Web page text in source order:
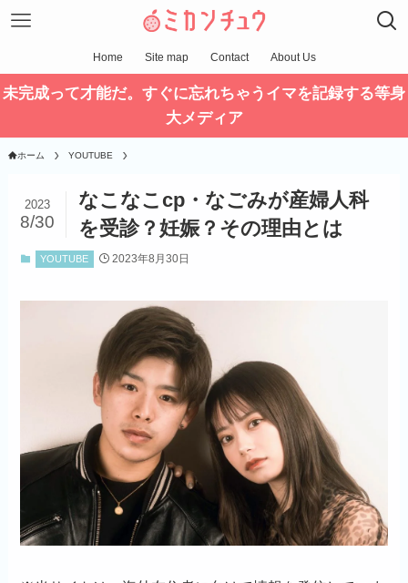
Home Site map Contact About Us
未完成って才能だ。すぐに忘れちゃうイマを記録する等身
大メディア
ホーム YOUTUBE
なこなこcp・なごみが産婦人科
を受診？妊娠？その理由とは
2023
8/30
YOUTUBE 2023年8月30日